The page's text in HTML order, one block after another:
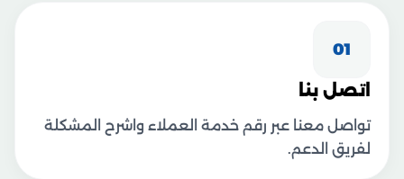
01
اتصل بنا
تواصل معنا عبر رقم خدمة العملاء واشرح المشكلة
لفريق الدعم.